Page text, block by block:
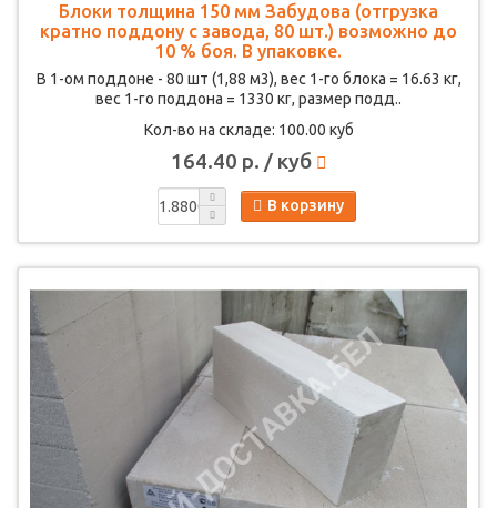
Блоки толщина 150 мм Забудова (отгрузка
кратно поддону с завода, 80 шт.) возможно до
10 % боя. В упаковке.
В 1-ом поддоне - 80 шт (1,88 м3), вес 1-го блока = 16.63 кг,
вес 1-го поддона = 1330 кг, размер подд..
Кол-во на складе: 100.00 куб
164.40 р. / куб
В корзину